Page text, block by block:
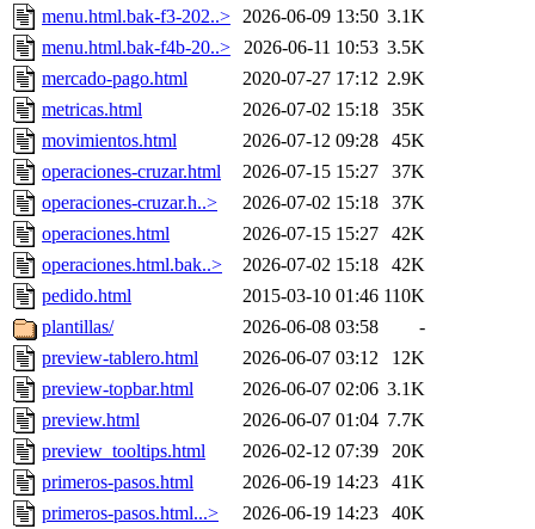
menu.html.bak-f3-202..> 2026-06-09 13:50 3.1K
menu.html.bak-f4b-20..>
2026-06-11 10:53 3.5K
mercado-pago.html
2020-07-27 17:12 2.9K
metricas.html
2026-07-02 15:18
35K
movimientos.html
2026-07-12 09:28
45K
operaciones-cruzar.html
2026-07-15 15:27
37K
operaciones-cruzar.h..>
2026-07-02 15:18
37K
operaciones.html
2026-07-15 15:27
42K
operaciones.html.bak..>
2026-07-02 15:18
42K
pedido.html
2015-03-10 01:46 110K
plantillas/
2026-06-08 03:58
-
preview-tablero.html
2026-06-07 03:12
12K
preview-topbar.html
2026-06-07 02:06 3.1K
preview.html
2026-06-07 01:04 7.7K
preview_tooltips.html
2026-02-12 07:39
20K
primeros-pasos.html
2026-06-19 14:23
41K
primeros-pasos.html...>
2026-06-19 14:23
40K